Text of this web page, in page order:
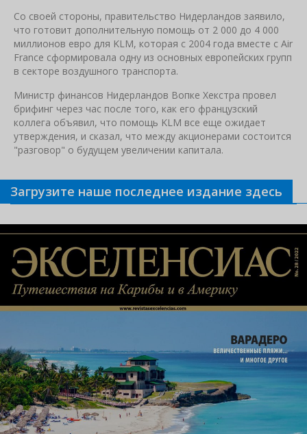
Со своей стороны, правительство Нидерландов заявило,
что готовит дополнительную помощь от 2 000 до 4 000
миллионов евро для KLM, которая с 2004 года вместе с Air
France сформировала одну из основных европейских групп
в секторе воздушного транспорта.
Министр финансов Нидерландов Вопке Хекстра провел
брифинг через час после того, как его французский
коллега объявил, что помощь KLM все еще ожидает
утверждения, и сказал, что между акционерами состоится
"разговор" о будущем увеличении капитала.
Связанные новости
Загрузите наше последнее издание здесь